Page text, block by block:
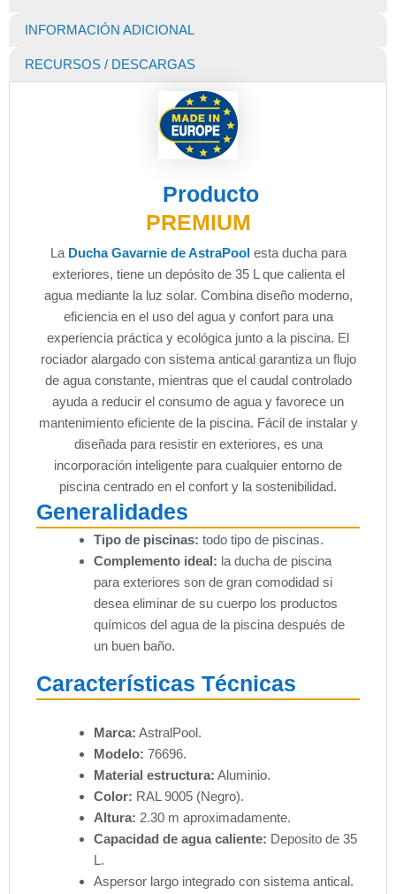
INFORMACIÓN ADICIONAL
RECURSOS / DESCARGAS
Producto
PREMIUM
La Ducha Gavarnie de AstraPool esta ducha para
exteriores, tiene un depósito de 35 L que calienta el
agua mediante la luz solar. Combina diseño moderno,
eficiencia en el uso del agua y confort para una
experiencia práctica y ecológica junto a la piscina. El
rociador alargado con sistema antical garantiza un flujo
de agua constante, mientras que el caudal controlado
ayuda a reducir el consumo de agua y favorece un
mantenimiento eficiente de la piscina. Fácil de instalar y
diseñada para resistir en exteriores, es una
incorporación inteligente para cualquier entorno de
piscina centrado en el confort y la sostenibilidad.
Generalidades
Tipo de piscinas: todo tipo de piscinas.
Complemento ideal: la ducha de piscina
para exteriores son de gran comodidad si
desea eliminar de su cuerpo los productos
químicos del agua de la piscina después de
un buen baño.
Características Técnicas
Marca: AstralPool.
Modelo: 76696.
Material estructura: Aluminio.
Color: RAL 9005 (Negro).
Altura: 2.30 m aproximadamente.
Capacidad de agua caliente: Deposito de 35
L.
Aspersor largo integrado con sistema antical.